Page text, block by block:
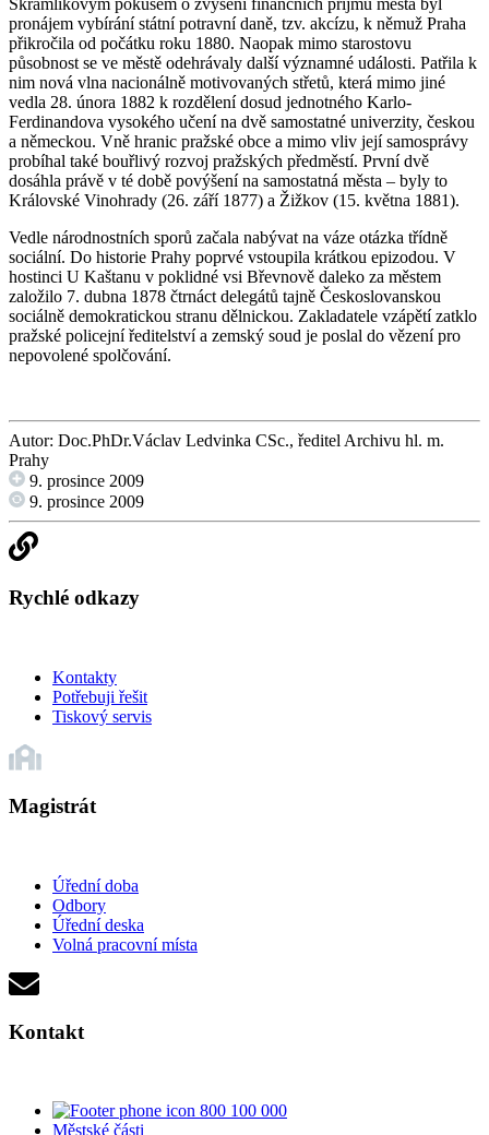
Skramlíkovým pokusem o zvýšení finančních příjmů města byl
pronájem vybírání státní potravní daně, tzv. akcízu, k němuž Praha
přikročila od počátku roku 1880. Naopak mimo starostovu
působnost se ve městě odehrávaly další významné události. Patřila k
nim nová vlna nacionálně motivovaných střetů, která mimo jiné
vedla 28. února 1882 k rozdělení dosud jednotného Karlo-
Ferdinandova vysokého učení na dvě samostatné univerzity, českou
a německou. Vně hranic pražské obce a mimo vliv její samosprávy
probíhal také bouřlivý rozvoj pražských předměstí. První dvě
dosáhla právě v té době povýšení na samostatná města – byly to
Královské Vinohrady (26. září 1877) a Žižkov (15. května 1881).
Vedle národnostních sporů začala nabývat na váze otázka třídně
sociální. Do historie Prahy poprvé vstoupila krátkou epizodou. V
hostinci U Kaštanu v poklidné vsi Břevnově daleko za městem
založilo 7. dubna 1878 čtrnáct delegátů tajně Českoslovanskou
sociálně demokratickou stranu dělnickou. Zakladatele vzápětí zatklo
pražské policejní ředitelství a zemský soud je poslal do vězení pro
nepovolené spolčování.
Autor: Doc.PhDr.Václav Ledvinka CSc., ředitel Archivu hl. m.
Prahy
9. prosince 2009
9. prosince 2009
Rychlé odkazy
Kontakty
Potřebuji řešit
Tiskový servis
Magistrát
Úřední doba
Odbory
Úřední deska
Volná pracovní místa
Kontakt
800 100 000
Městské části